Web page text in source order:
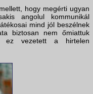
hogy megérti ugyan
angolul kommunikál
mind jól beszélnek
biztosan nem őmiattuk
ez vezetett a hirtelen